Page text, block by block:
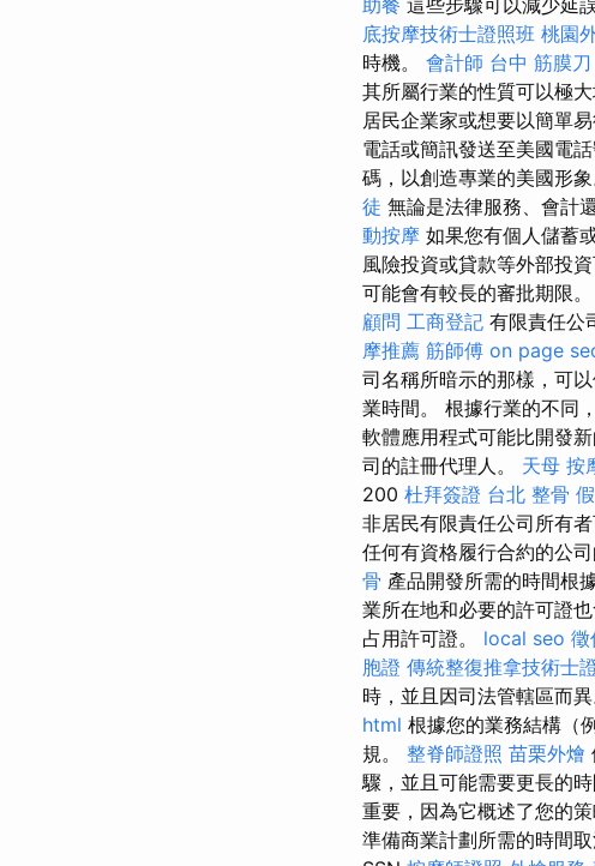
底按摩技術士證照班 桃園
時機。 會計師 台中 筋膜刀
其所屬行業的性質可以極
居民企業家或想要以簡單
電話或簡訊發送至美國電
碼，以創造專業的美國形象
徒 無論是法律服務、會計
動按摩 如果您有個人儲蓄
風險投資或貸款等外部投
可能會有較長的審批期限。
顧問 工商登記 有限責任公
摩推薦 筋師傅 on page
司名稱所暗示的那樣，可
業時間。 根據行業的不同
軟體應用程式可能比開發
司的註冊代理人。 天母 按
200 杜拜簽證 台北 整骨
非居民有限責任公司所有
任何有資格履行合約的公
骨 產品開發所需的時間根
業所在地和必要的許可證
占用許可證。 local seo 徵
胞證 傳統整復推拿技術士
時，並且因司法管轄區而
html 根據您的業務結構（
規。 整脊師證照 苗栗外燴
驟，並且可能需要更長的時
重要，因為它概述了您的
準備商業計劃所需的時間